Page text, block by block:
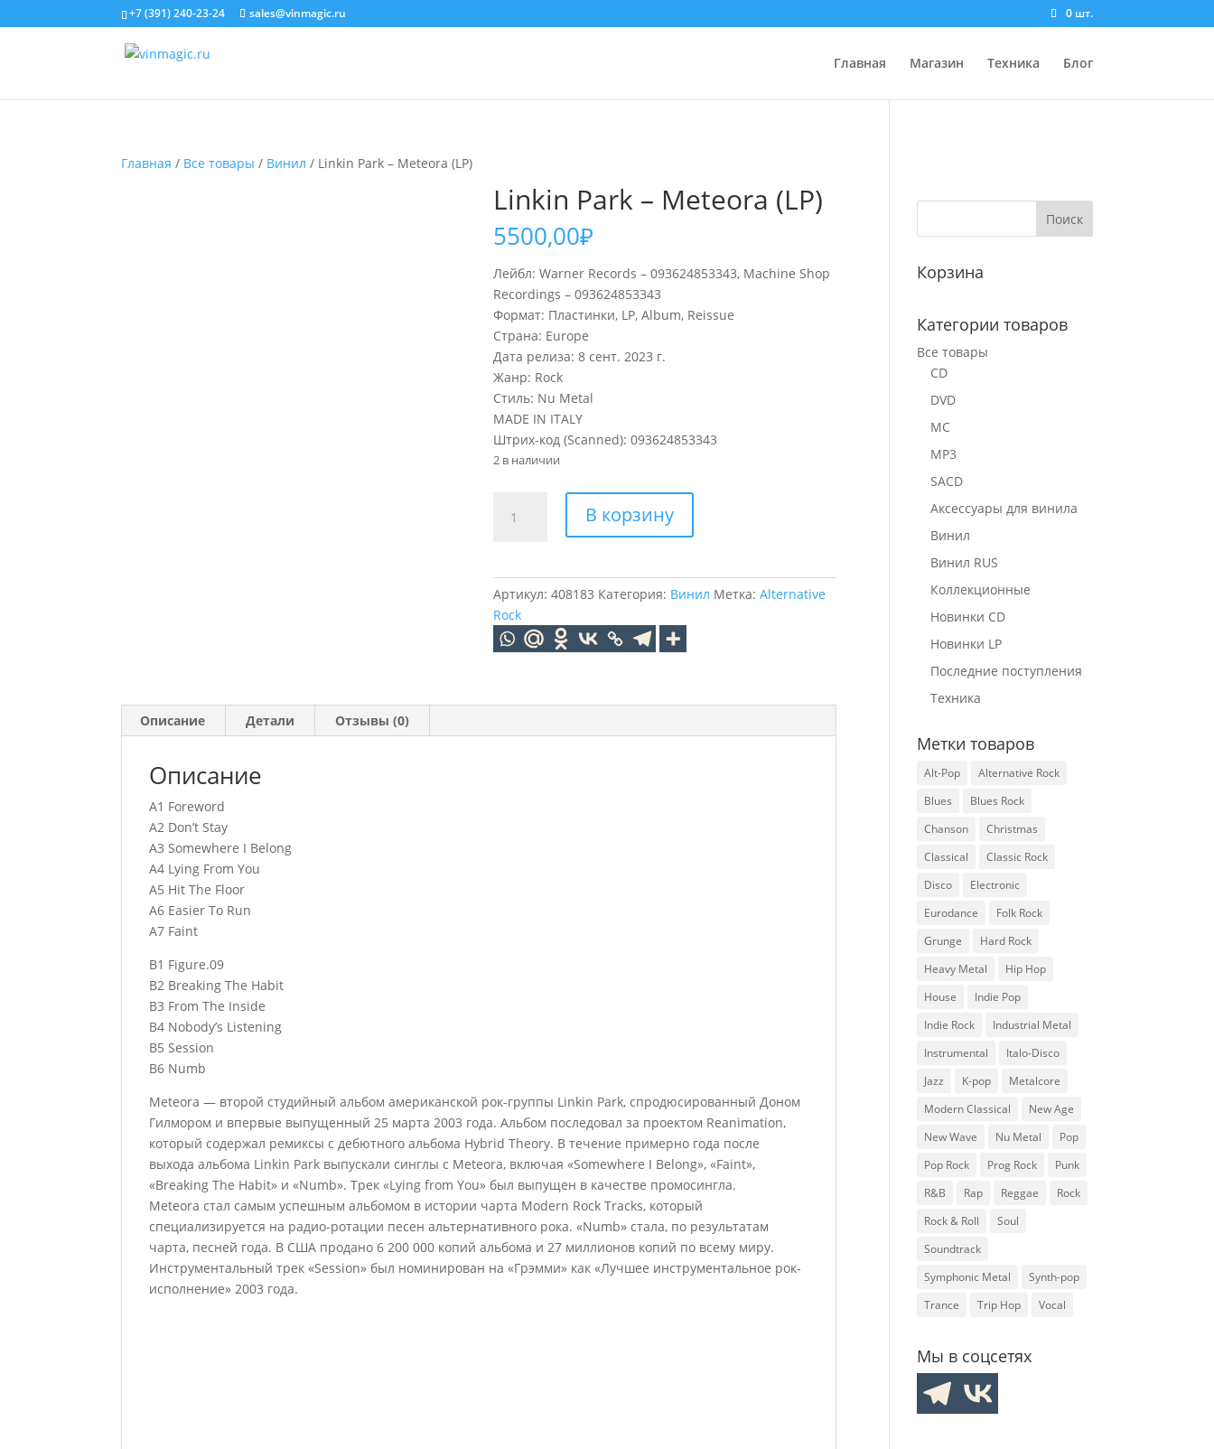
+7 (391) 240-23-24 sales@vinmagic.ru 0 шт.
Главная Магазин Техника Блог
Главная / Все товары / Винил / Linkin Park – Meteora (LP)
Linkin Park – Meteora (LP)
5500,00₽
Лейбл: Warner Records – 093624853343, Machine Shop
Recordings – 093624853343
Формат: Пластинки, LP, Album, Reissue
Страна: Europe
Дата релиза: 8 сент. 2023 г.
Жанр: Rock
Стиль: Nu Metal
MADE IN ITALY
Штрих-код (Scanned): 093624853343
2 в наличии
товара
Meteora
(LP)
В корзину
Артикул:408183 Категория: Винил Метка:Alternative
Rock
Описание Детали Отзывы (0)
Описание
A1 Foreword
A2 Don’t Stay
A3 Somewhere I Belong
A4 Lying From You
A5 Hit The Floor
A6 Easier To Run
A7 Faint
B1 Figure.09
B2 Breaking The Habit
B3 From The Inside
B4 Nobody’s Listening
B5 Session
B6 Numb
Meteora — второй студийный альбом американской рок-группы Linkin Park, спродюсированный Доном
Гилмором и впервые выпущенный 25 марта 2003 года. Альбом последовал за проектом Reanimation,
который содержал ремиксы с дебютного альбома Hybrid Theory. В течение примерно года после
выхода альбома Linkin Park выпускали синглы с Meteora, включая «Somewhere I Belong», «Faint»,
«Breaking The Habit» и «Numb». Трек «Lying from You» был выпущен в качестве промосингла.
Meteora стал самым успешным альбомом в истории чарта Modern Rock Tracks, который
специализируется на радио-ротации песен альтернативного рока. «Numb» стала, по результатам
чарта, песней года. В США продано 6 200 000 копий альбома и 27 миллионов копий по всему миру.
Инструментальный трек «Session» был номинирован на «Грэмми» как «Лучшее инструментальное рок-
исполнение» 2003 года.
Корзина
Категории товаров
Все товары
CD
DVD
MC
MP3
SACD
Аксессуары для винила
Винил
Винил RUS
Коллекционные
Новинки CD
Новинки LP
Последние поступления
Техника
Метки товаров
Alt-Pop
Alternative Rock
Blues
Blues Rock
Chanson
Christmas
Classical
Classic Rock
Disco
Electronic
Eurodance
Folk Rock
Grunge
Hard Rock
Heavy Metal
Hip Hop
House
Indie Pop
Indie Rock
Industrial Metal
Instrumental
Italo-Disco
Jazz
K-pop
Metalcore
Modern Classical
New Age
New Wave
Nu Metal
Pop
Pop Rock
Prog Rock
Punk
R&B
Rap Reggae
Rock
Rock & Roll
Soul
Soundtrack
Symphonic Metal
Synth-pop
Trance
Trip Hop Vocal
Мы в соцсетях